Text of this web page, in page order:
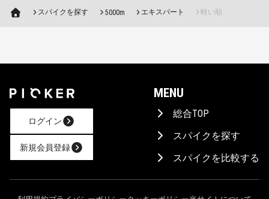
AIに相談！
スパイクを探す 5000m エキスパート 軽い順
ログイン
新規会員登録
MENU
総合TOP
スパイクを探す
スパイクを比較する